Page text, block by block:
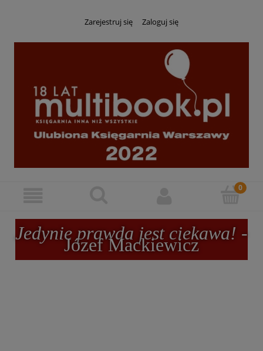
Zarejestruj się Zaloguj się
Jedynie prawda jest ciekawa! -
Józef Mackiewicz